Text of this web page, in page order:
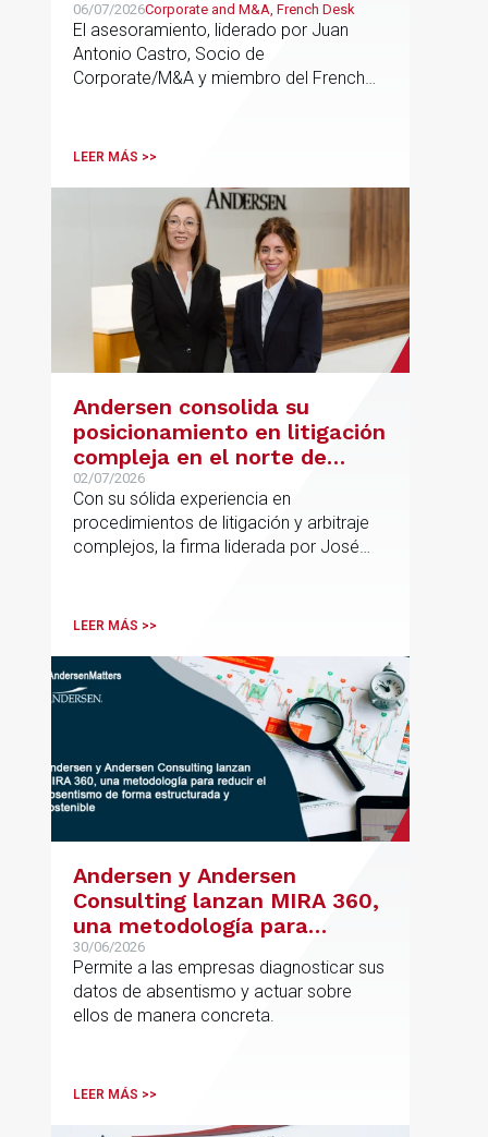
06/07/2026Corporate and M&A, French Desk
El asesoramiento, liderado por Juan
Antonio Castro, Socio de
Corporate/M&A y miembro del French
españolas que combinan los sectores
LEER MÁS >>
Andersen consolida su
posicionamiento en litigación
compleja en el norte de
España con la incorporación
de Rebeca Larena
02/07/2026
Con su sólida experiencia en
procedimientos de litigación y arbitraje
complejos, la firma liderada por José
posicionamiento en asesoramiento
LEER MÁS >>
Andersen y Andersen
Consulting lanzan MIRA 360,
una metodología para
reducir el absentismo de
forma estructurada y
sostenible
30/06/2026
Permite a las empresas diagnosticar sus
datos de absentismo y actuar sobre
ellos de manera concreta.
LEER MÁS >>